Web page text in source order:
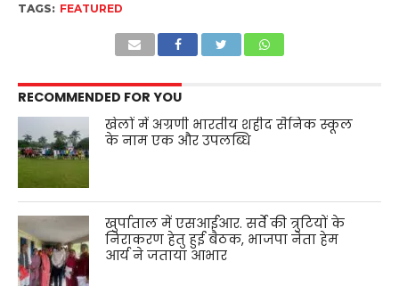
TAGS: FEATURED
RECOMMENDED FOR YOU
खेलों में अग्रणी भारतीय शहीद सैनिक स्कूल
के नाम एक और उपलब्धि
खुर्पाताल में एसआईआर. सर्वे की त्रुटियों के
निराकरण हेतु हुई बैठक, भाजपा नेता हेम
आर्य ने जताया आभार